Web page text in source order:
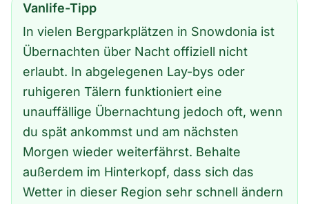
Vanlife-Tipp
In vielen Bergparkplätzen in Snowdonia ist
Übernachten über Nacht offiziell nicht
erlaubt. In abgelegenen Lay-bys oder
ruhigeren Tälern funktioniert eine
unauffällige Übernachtung jedoch oft, wenn
du spät ankommst und am nächsten
Morgen wieder weiterfährst. Behalte
außerdem im Hinterkopf, dass sich das
Wetter in dieser Region sehr schnell ändern